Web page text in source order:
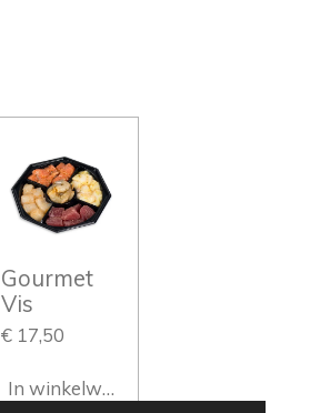
Gourmet
Vis
€ 17,50
In winkelwagen